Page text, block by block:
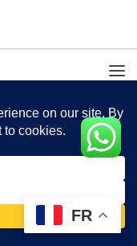
FR